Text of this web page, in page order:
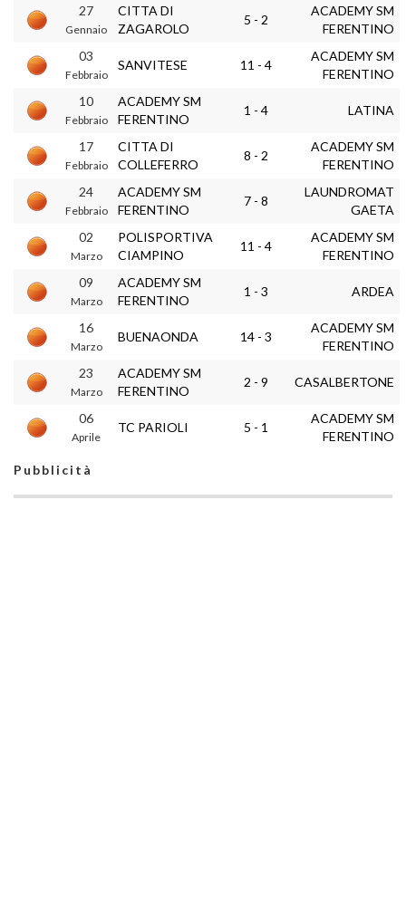
27
Gennaio
CITTA DI
ZAGAROLO
5 - 2
ACADEMY SM
FERENTINO
03
Febbraio
SANVITESE 11 - 4
ACADEMY SM
FERENTINO
10
Febbraio
ACADEMY SM
FERENTINO
1 - 4 LATINA
17
Febbraio
CITTA DI
COLLEFERRO
8 - 2
ACADEMY SM
FERENTINO
24
Febbraio
ACADEMY SM
FERENTINO
7 - 8
LAUNDROMAT
GAETA
02
Marzo
POLISPORTIVA
CIAMPINO
11 - 4
ACADEMY SM
FERENTINO
09
Marzo
ACADEMY SM
FERENTINO
1 - 3 ARDEA
16
Marzo
BUENAONDA 14 - 3
ACADEMY SM
FERENTINO
23
Marzo
ACADEMY SM
FERENTINO
2 - 9 CASALBERTONE
06
Aprile
TC PARIOLI 5 - 1
ACADEMY SM
FERENTINO
Pubblicità